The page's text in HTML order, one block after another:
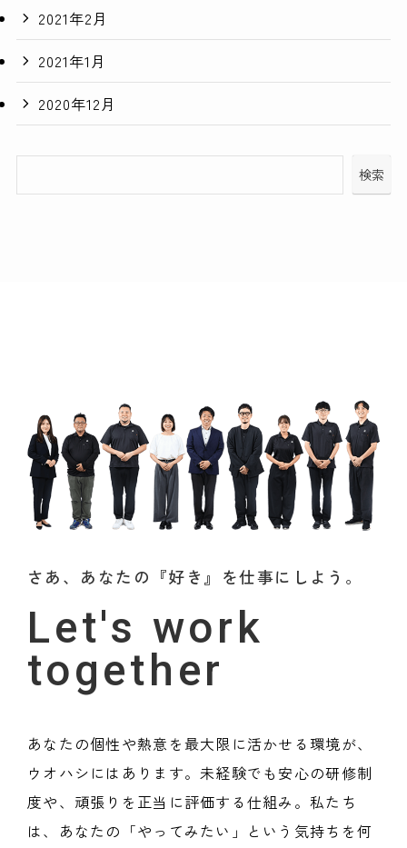
2021年2月
2021年1月
2020年12月
検索
さあ、あなたの『好き』を仕事にしよう。
Let's work
together
あなたの個性や熱意を最大限に活かせる環境が、
ウオハシにはあります。未経験でも安心の研修制
度や、頑張りを正当に評価する仕組み。私たち
は、あなたの「やってみたい」という気持ちを何